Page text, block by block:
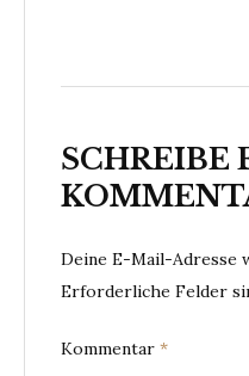
SCHREIBE
Deine E-Mail-
Erforderliche Felder
Kommentar *